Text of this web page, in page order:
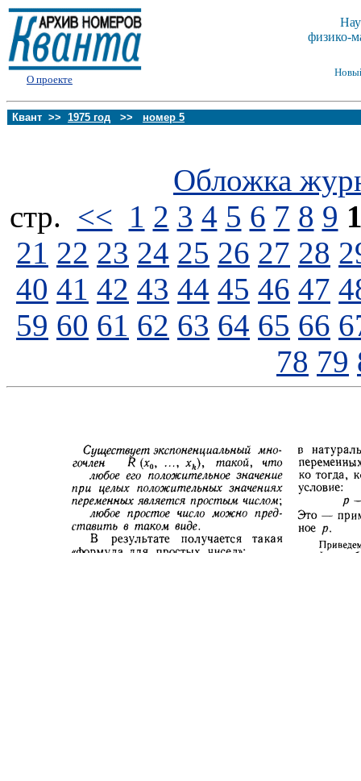
О проекте
физико-
Квант >> 1975 год >> номер 5
Обложка
стp. << 1 2 3 4 5 6 7 8 9
21 22 23 24 25 26 27 28
40 41 42 43 44 45 46 47
59 60 61 62 63 64 65 66
78 79